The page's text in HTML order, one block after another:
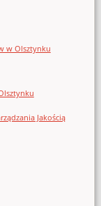
w Olsztynku
Jakością